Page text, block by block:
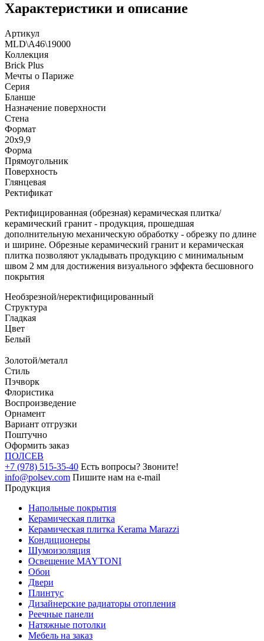
Характеристики и описание
Артикул
MLD\A46\19000
Коллекция
Brick Plus
Мечты о Париже
Серия
Бланше
Назначение поверхности
Стена
Формат
20x9,9
Форма
Прямоугольник
Поверхность
Глянцевая
Ректификат
Ректифицированная (обрезная) керамическая плитка/
керамический гранит - продукция, прошедшая
дополнительную механическую обработку - обрезку по длине
и ширине. Обрезные керамический гранит и керамическая
плитка позволяют укладывать продукцию с минимальным
швом 2 мм для достижения визуального эффекта бесшовного
покрытия
Необзрезной/неректифицированный
Структура
Гладкая
Цвет
Белый
Золотой/металл
Стиль
Пэчворк
Флористика
Воспроизведение
Орнамент
Вариант отгрузки
Поштучно
Оформить заказ
ПОЛСЕВ
+7 (978) 515-35-40 Есть вопросы? Звоните!
info@polsev.com Пишите нам на e-mail
Продукция
Напольные покрытия
Керамическая плитка
Керамическая плитка Kerama Marazzi
Кондиционеры
Шумоизоляция
Освещение MAYTONI
Обои
Двери
Плинтус
Дизайнерские радиаторы отопления
Реечные панели
Натяжные потолки
Мебель на заказ